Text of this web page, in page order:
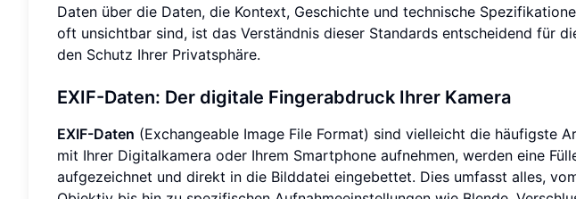
Daten über die Daten, die Kontext, Geschichte und technische
oft unsichtbar sind, ist das Verständnis dieser Standards entscheidend für
den Schutz Ihrer Privatsphäre.
EXIF-Daten: Der digitale Fingerabdruck Ihrer Kamera
EXIF-Daten (Exchangeable Image File Format) sind vielleicht die häufigste
mit Ihrer Digitalkamera oder Ihrem Smartphone aufnehmen, werden eine
aufgezeichnet und direkt in die Bilddatei eingebettet. Dies umfasst alles,